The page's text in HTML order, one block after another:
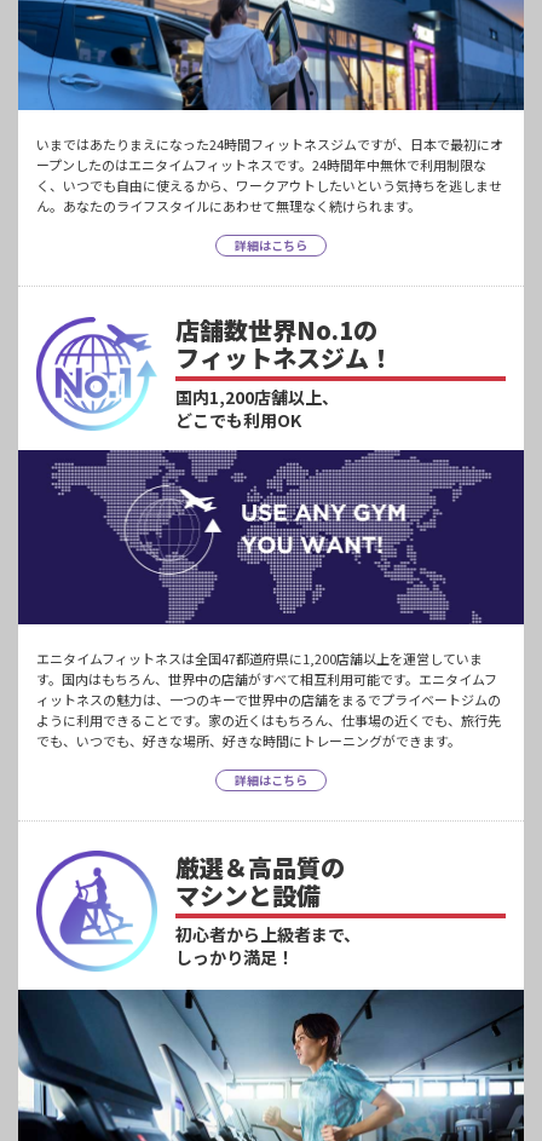
いまではあたりまえになった24時間フィットネスジムですが、日本で最初にオ
ープンしたのはエニタイムフィットネスです。24時間年中無休で利用制限な
く、いつでも自由に使えるから、ワークアウトしたいという気持ちを逃しませ
ん。あなたのライフスタイルにあわせて無理なく続けられます。
詳細はこちら
店舗数世界No.1の
フィットネスジム！
国内1,200店舗以上、
どこでも利用OK
エニタイムフィットネスは全国47都道府県に1,200店舗以上を運営していま
す。国内はもちろん、世界中の店舗がすべて相互利用可能です。エニタイムフ
ィットネスの魅力は、一つのキーで世界中の店舗をまるでプライベートジムの
ように利用できることです。家の近くはもちろん、仕事場の近くでも、旅行先
でも、いつでも、好きな場所、好きな時間にトレーニングができます。
詳細はこちら
厳選＆高品質の
マシンと設備
初心者から上級者まで、
しっかり満足！